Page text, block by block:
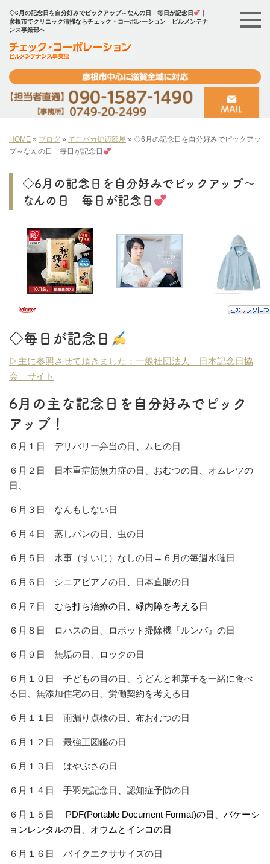
◇6月の記念日を自分好みでピックアップ～なんの日 毎日が記念日
彦根市でクリニック清掃ならチェック・コーポレーション ビルメンテナ
ンス事業部へ
HOME » ブログ » てこパカ炉辺部屋 » ◇6月の記念日を自分好みでピックアッ
プ～なんの日 毎日が記念日
◇6月の記念日を自分好みでピックアップ～
なんの日 毎日が記念日
◇毎日が記念日
▷主に参照させて頂きました：一般社団法人 日本記念日協
会 サイト
6月の主な記念日を自分好みでピック
アップ！
６月１日 デリバリー弁当の日、ムヒの日
６月２日 日本重症筋無力症の日、おむつの日、オムレツの
日、
６月３日 なんもしない日
６月４日 蒸しパンの日、虫の日
６月５日 水事（すいじ）なしの日→６月の毎週水曜日
６月６日 シニアピアノの日、日本直販の日
６月７日 むち打ち治療の日、緑内障を考える日
６月８日 ロハスの日、ロボット掃除機『ルンバ』の日
６月９日 無垢の日、ロックの日
６月１０日 子どもの目の日、うどんと和菓子を一緒に食べ
る日、無添加住宅の日、労働契約を考える日
６月１１日 雨漏り点検の日、布おむつの日
６月１２日 最強王図鑑の日
６月１３日 はやぶさの日
６月１４日 手羽先記念日、認知症予防の日
６月１５日
PDF(Portable Document Format)の日、バケーシ
ョンレンタルの日、オウムとインコの日
６月１６日 バイクエクササイズの日